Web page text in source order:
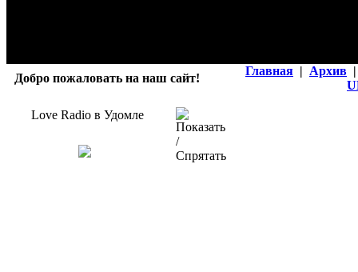
Добро пожаловать на наш сайт!
Главная | Архив |
Love Radio в Удомле